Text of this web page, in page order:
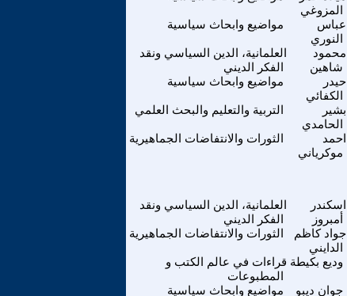
المزوغي
مواضيع وابحاث سياسية
عباس
النوري
العلمانية، الدين السياسي ونقد
الفكر الديني
محمود
شاهين
مواضيع وابحاث سياسية
حيدر
الكفائي
التربية والتعليم والبحث العلمي
بشير
الحامدي
الثورات والانتفاضات الجماهيرية
احمد
موكرياني
العلمانية، الدين السياسي ونقد
الفكر الديني
اسكندر
أمبروز
الثورات والانتفاضات الجماهيرية
جواد كاظم
الدايني
قراءات في عالم الكتب و
المطبوعات
وديع بكيطة
مواضيع وابحاث سياسية جوان ديبو